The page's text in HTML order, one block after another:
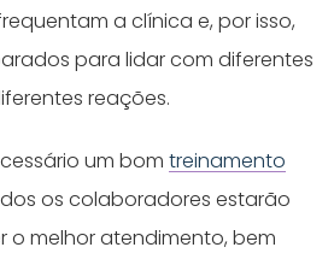
a clínica e, por isso,
para lidar com diferentes
reações.
um bomtreinamento
os colaboradores estarão
o melhor atendimento, bem